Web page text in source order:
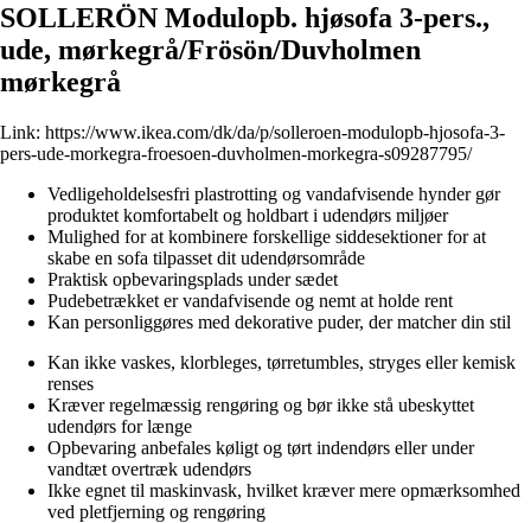
SOLLERÖN Modulopb. hjøsofa 3-pers.,
ude, mørkegrå/Frösön/Duvholmen
mørkegrå
Link: https://www.ikea.com/dk/da/p/solleroen-modulopb-hjosofa-3-
pers-ude-morkegra-froesoen-duvholmen-morkegra-s09287795/
Vedligeholdelsesfri plastrotting og vandafvisende hynder gør
produktet komfortabelt og holdbart i udendørs miljøer
Mulighed for at kombinere forskellige siddesektioner for at
skabe en sofa tilpasset dit udendørsområde
Praktisk opbevaringsplads under sædet
Pudebetrækket er vandafvisende og nemt at holde rent
Kan personliggøres med dekorative puder, der matcher din stil
Kan ikke vaskes, klorbleges, tørretumbles, stryges eller kemisk
renses
Kræver regelmæssig rengøring og bør ikke stå ubeskyttet
udendørs for længe
Opbevaring anbefales køligt og tørt indendørs eller under
vandtæt overtræk udendørs
Ikke egnet til maskinvask, hvilket kræver mere opmærksomhed
ved pletfjerning og rengøring